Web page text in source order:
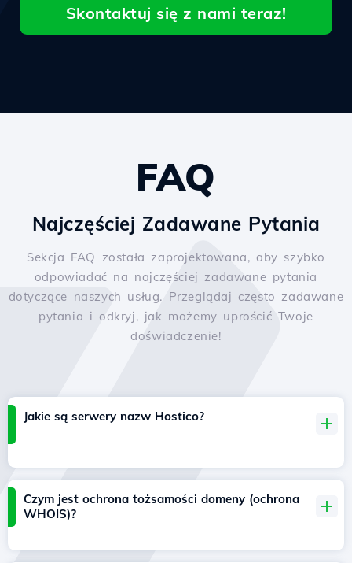
Skontaktuj się z nami teraz!
FAQ
Najczęściej Zadawane Pytania
Sekcja FAQ została zaprojektowana, aby szybko
odpowiadać na najczęściej zadawane pytania
dotyczące naszych usług. Przeglądaj często zadawane
pytania i odkryj, jak możemy uprościć Twoje
doświadczenie!
Jakie są serwery nazw Hostico?
Czym jest ochrona tożsamości domeny (ochrona
WHOIS)?